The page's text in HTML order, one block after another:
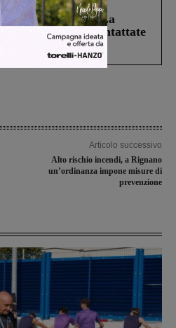
di Miah Billal. La
di avvistamento contattate
Articolo successivo
Alto rischio incendi, a Rignano
un’ordinanza impone misure di
prevenzione